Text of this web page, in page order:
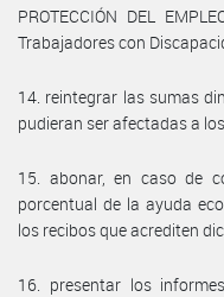
PROTECCIÓN DEL
Trabajadores con
14. reintegrar las sumas
pudieran ser afectadas a
15. abonar, en caso de
porcentual de la ayuda
los recibos que acrediten
16. presentar los